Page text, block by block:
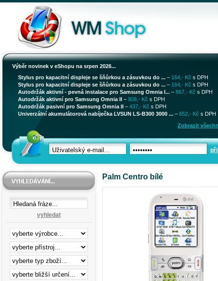
Výběr novinek v eShopu na srpen 2026...
Stylus pro kapacitní displeje se šňůrkou a zásuvkou do ... – 164,- Kč s DPH
Stylus pro kapacitní displeje se šňůrkou a zásuvkou do ... – 164,- Kč s DPH
Autodržák aktivní - pevná instalace pro Samsung Omnia I... – 867,- Kč s DPH
Autodržák aktivní pro Samsung Omnia II – 908,- Kč s DPH
Autodržák pasivní pro Samsung Omnia II – 437,- Kč s DPH
Univerzální akumulátorová nabíječka LVSUN LS-B300 3000 ... – 652,- Kč s DPH
Zobrazit
vyhledat
Palm Centro bílé